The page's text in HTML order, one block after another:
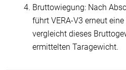
Bruttowiegung: Nach
führt VERA-V3 erneut
vergleicht dieses
ermittelten Taragewicht.